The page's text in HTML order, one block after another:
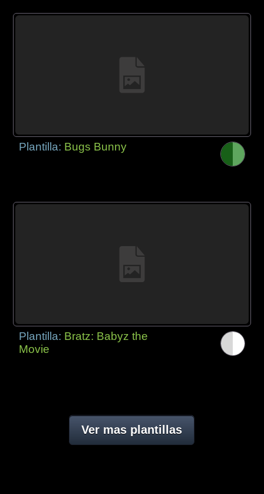
Plantilla: Bugs Bunny
Plantilla: Bratz: Babyz the
Movie
Ver mas plantillas